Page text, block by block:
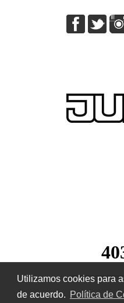
Utilizamos cookies para
de acuerdo. Política de